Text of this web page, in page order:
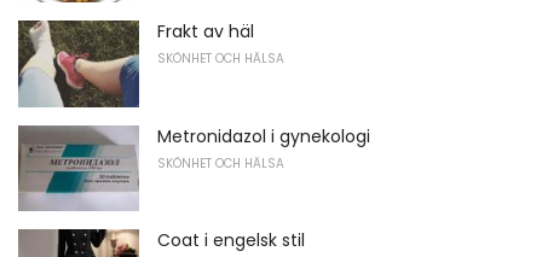
Frakt av häl
SKÖNHET OCH HÄLSA
Metronidazol i gynekologi
SKÖNHET OCH HÄLSA
Coat i engelsk stil